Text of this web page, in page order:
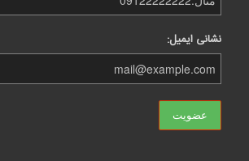
نشانی ایمیل: